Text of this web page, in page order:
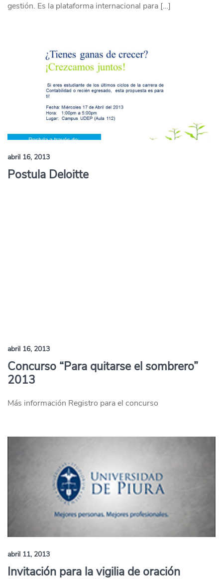
gestión. Es la plataforma internacional para […]
abril 16, 2013
Postula Deloitte
abril 16, 2013
Concurso “Para quitarse el sombrero”
2013
Más información Registro para el concurso
abril 11, 2013
Invitación para la vigilia de oración